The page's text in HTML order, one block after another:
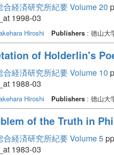
合経済研究所紀要 Volume 20
1998-03
Hiroshi Publishers: 徳山大
of Holderlin's
合経済研究所紀要 Volume 10
1988-03
Hiroshi Publishers: 徳山大
of the Truth in
合経済研究所紀要 Volume 5
1983-03